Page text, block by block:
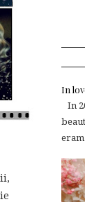
In
In